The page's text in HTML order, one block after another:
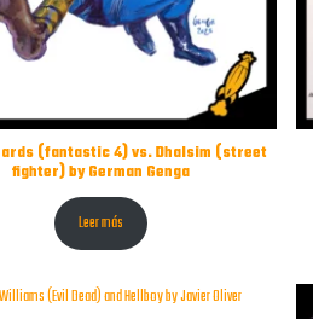
(fantastic 4) vs. Dhalsim (street
fighter) by German Genga
Leer más